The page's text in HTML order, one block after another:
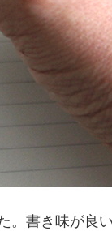
。書き味が良い